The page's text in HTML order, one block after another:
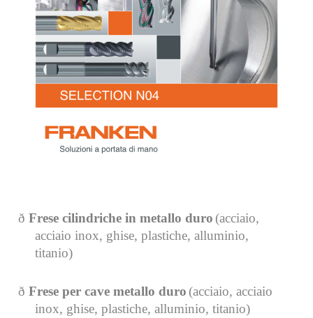
ð Frese cilindriche in metallo duro (acciaio,
acciaio inox, ghise, plastiche, alluminio,
titanio)
ð Frese per cave metallo duro (acciaio, acciaio
inox, ghise, plastiche, alluminio, titanio)